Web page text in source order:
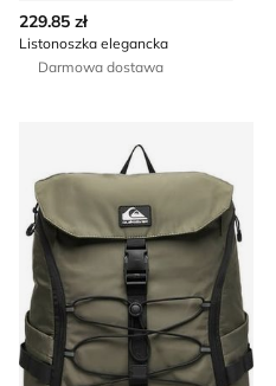
229.85 zł
Listonoszka elegancka
Darmowa dostawa